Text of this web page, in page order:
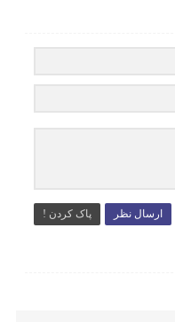
ارسال نظر پاک کردن !